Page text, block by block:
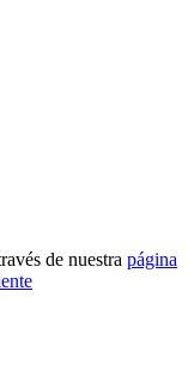
de nuestra página